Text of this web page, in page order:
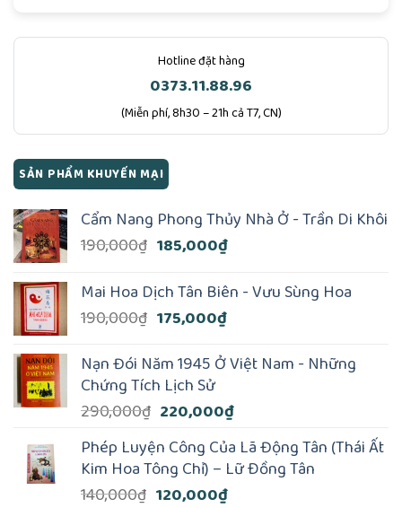
Hotline đặt hàng
0373.11.88.96
(Miễn phí, 8h30 – 21h cả T7, CN)
SẢN PHẨM KHUYẾN MẠI
Cẩm Nang Phong Thủy Nhà Ở - Trần Di Khôi
190,000₫ Giá
là:
190,000₫.
185,000₫Giá
tại
là:
Mai Hoa Dịch Tân Biên - Vưu Sùng Hoa
190,000₫ Giá
là:
190,000₫.
175,000₫Giá
tại
175,000₫.
Nạn Đói Năm 1945 Ở Việt Nam - Những
Chứng Tích Lịch Sử
290,000₫ Giá
là:
290,000₫.
220,000₫Giá
tại
là:
Phép Luyện Công Của Lã Động Tân (Thái Ất
Kim Hoa Tông Chỉ) – Lữ Ðồng Tân
140,000₫ Giá
120,000₫Giá